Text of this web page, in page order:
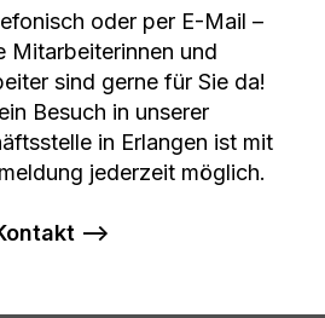
oder per E-Mail –
Mitarbeiterinnen und
sind gerne für Sie da!
Besuch in unserer
in Erlangen ist mit
jederzeit möglich.